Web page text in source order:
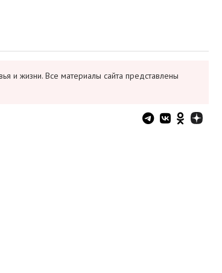
и жизни. Все материалы сайта представлены